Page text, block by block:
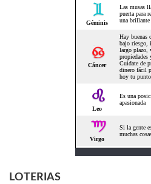
LOTERIAS